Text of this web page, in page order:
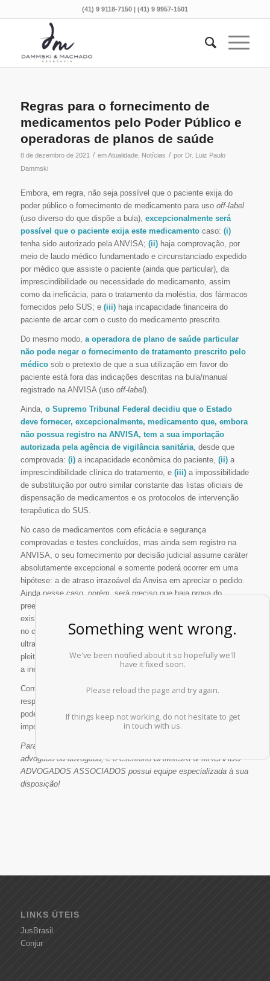
(41) 9 9118-7150 | (41) 9 9957-1501
Regras para o fornecimento de
medicamentos pelo Poder Público e
operadoras de planos de saúde
8 de dezembro de 2021 / emAtualidade, Notícias / por Dr. Luiz Paulo
Dammski
Embora, em regra, não seja possível que o paciente exija do
poder público o fornecimento de medicamento para uso off-label
(uso diverso do que dispõe a bula), excepcionalmente será
possível que o paciente exija este medicamentocaso: (i)
tenha sido autorizado pela ANVISA; (ii)haja comprovação, por
meio de laudo médico fundamentado e circunstanciado expedido
por médico que assiste o paciente (ainda que particular), da
imprescindibilidade ou necessidade do medicamento, assim
como da ineficácia, para o tratamento da moléstia, dos fármacos
fornecidos pelo SUS; e (iii)haja incapacidade financeira do
paciente de arcar com o custo do medicamento prescrito.
Do mesmo modo, a operadora de plano de saúde particular
não pode negar o fornecimento de tratamento prescrito pelo
médicosob o pretexto de que a sua utilização em favor do
paciente está fora das indicações descritas na bula/manual
registrado na ANVISA (uso off-label).
Ainda, o Supremo Tribunal Federal decidiu que o Estado
deve fornecer, excepcionalmente, medicamento que, embora
não possua registro na ANVISA, tem a sua importação
autorizada pela agência de vigilância sanitária, desde que
comprovada: (i)a incapacidade econômica do paciente, (ii)a
imprescindibilidade clínica do tratamento, e (iii)a impossibilidade
de substituição por outro similar constante das listas oficiais de
dispensação de medicamentos e os protocolos de intervenção
terapêutica do SUS.
No caso de medicamentos com eficácia e segurança
comprovadas e testes concluídos, mas ainda sem registro na
ANVISA, o seu fornecimento por decisão judicial assume caráter
absolutamente excepcional e somente poderá ocorrer em uma
hipótese: a de atraso irrazoável da Anvisa em apreciar o pedido.
Ainda nesse caso, porém, será preciso que haja prova do
preenchimento cumulativo de 3 requisitos. São eles:
existência de pedido de registro do medicamento no Brasil (salvo
no caso de medicamentos órfãos para doenças raras e
ultrarraras);
pleiteado em renomadas agências de regulação no exterior; e
a inexistência de substituto terapêutico registrado na ANVISA.
Conforme o entendimento dos Tribunais Superiores, ademais, a
responsabilidade do Poder Público é solidária entre os entes, não
podendo ser alegada a falta de previsão orçamentária ou
impossibilidade financeira.
Para estes e tantos outros casos, é importante consultar um
advogado ou advogada, e o escritório DAMMSKI & MACHADO
ADVOGADOS ASSOCIADOS possui equipe especializada à sua
disposição!
LINKS ÚTEIS
JusBrasil
Conjur